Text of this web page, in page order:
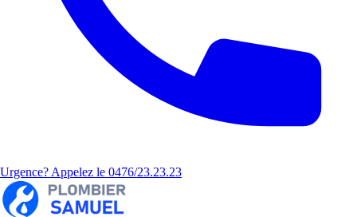
Urgence? Appelez le 0476/23.23.23